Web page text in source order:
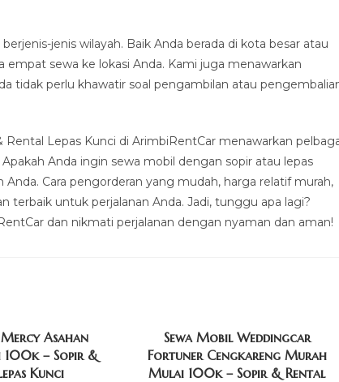
jenis wilayah. Baik Anda berada di kota besar atau
sewa ke lokasi Anda. Kami juga menawarkan
tidak perlu khawatir soal pengambilan atau
Lepas Kunci di ArimbiRentCar menawarkan
Anda ingin sewa mobil dengan sopir atau lepas
Cara pengorderan yang mudah, harga relatif murah,
terbaik untuk perjalanan Anda. Jadi, tunggu apa lagi?
dan nikmati perjalanan dengan nyaman dan aman!
Asahan
– Sopir &
Kunci
Sewa Mobil Weddingcar
Fortuner Cengkareng Murah
Mulai 100k – Sopir & Rental